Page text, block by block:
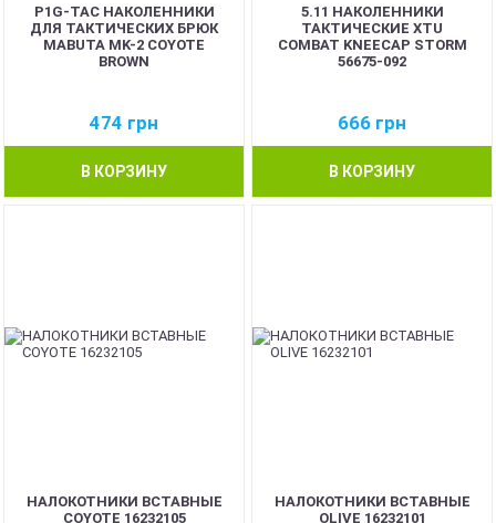
P1G-TAC НАКОЛЕННИКИ
ДЛЯ ТАКТИЧЕСКИХ БРЮК
MABUTA MK-2 COYOTE
BROWN
474 грн
В КОРЗИНУ
5.11 НАКОЛЕННИКИ
ТАКТИЧЕСКИЕ XTU
COMBAT KNEECAP STORM
56675-092
666 грн
В КОРЗИНУ
НАЛОКОТНИКИ ВСТАВНЫЕ
COYOTE 16232105
НАЛОКОТНИКИ ВСТАВНЫЕ
OLIVE 16232101